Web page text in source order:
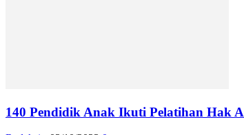
140 Pendidik Anak Ikuti Pelatihan Hak